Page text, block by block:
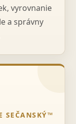
vyrovnanie
a správny
SEČANSKÝ™